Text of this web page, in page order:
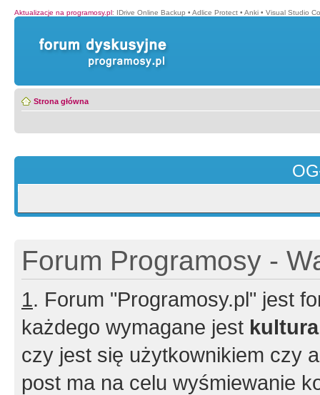
Aktualizacje na programosy.pl: IDrive Online Backup • Adlice Protect • Anki • Visual Studio
Strona główna
Forum Programosy -
1. Forum "Programosy.pl" jest
każdego wymagane jest
czy jest się użytkownikiem czy
post ma na celu wyśmiewanie